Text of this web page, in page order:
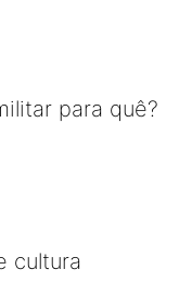
para quê?
cultura